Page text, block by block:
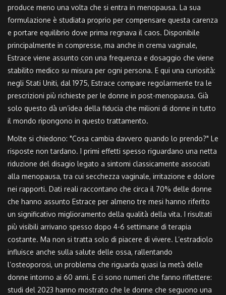
produce meno una volta che si entra in menopausa. La sua
formulazione è studiata proprio per compensare questa carenza
e portare equilibrio dove prima regnava il caos. Disponibile
principalmente in compresse, ma anche in crema vaginale,
Estrace viene assunto con una frequenza e dosaggio che viene
stabilito medico su misura per ogni persona. E qui una curiosità:
negli Stati Uniti, dal 1975, Estrace compare regolarmente tra le
prescrizioni più richieste per le donne in post-menopausa. Già
solo questo dà un’idea della fiducia che milioni di donne in tutto
il mondo ripongono in questo trattamento.
Molte si chiedono: "Cosa cambia davvero quando lo prendo?" Le
risposte non tardano. I primi effetti spesso riguardano una netta
riduzione del disagio legato a sintomi classicamente associati
alla menopausa, tra cui secchezza vaginale, irritazione e dolore
nei rapporti. Dati reali raccontano che circa il 70% delle donne
che hanno assunto Estrace per almeno tre mesi hanno riferito
un significativo miglioramento della qualità della vita. I risultati
più visibili arrivano spesso dopo 4-6 settimane di terapia
costante. Ma non si tratta solo di piacere di vivere. L’estradiolo
influisce anche sulla salute delle ossa, rallentando
l’osteoporosi, un problema che riguarda quasi la metà delle
donne intorno ai 60 anni. E ci sono numeri che fanno riflettere:
studi del 2023 hanno mostrato che le donne che seguono una